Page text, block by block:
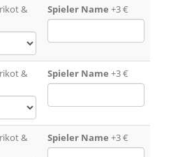
&
Spieler Name +3 €
&
Spieler Name +3 €
&
Spieler Name +3 €